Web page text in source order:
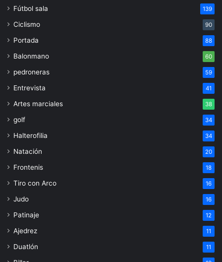
Fútbol sala 139
Ciclismo 90
Portada 88
Balonmano 60
pedroneras 59
Entrevista 41
Artes marciales 38
golf 34
Halterofilia 34
Natación 20
Frontenis 18
Tiro con Arco 16
Judo 16
Patinaje 12
Ajedrez 11
Duatlón 11